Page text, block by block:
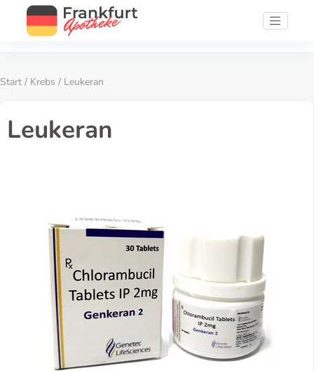
Start / Krebs / Leukeran
Leukeran